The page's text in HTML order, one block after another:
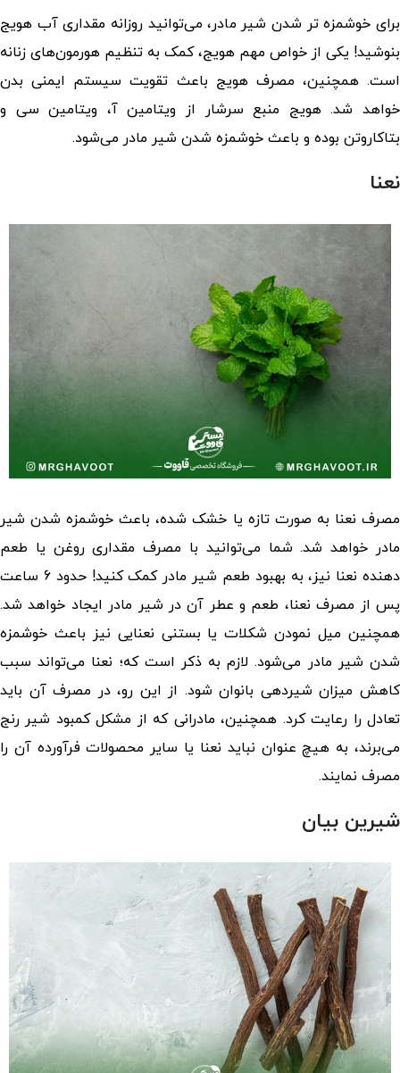
برای خوشمزه تر شدن شیر مادر، می‌توانید روزانه مقداری آب هویج
بنوشید! یکی از خواص مهم هویج، کمک به تنظیم هورمون‌های زنانه
است. همچنین، مصرف هویج باعث تقویت سیستم ایمنی بدن
خواهد شد. هویج منبع سرشار از ویتامین آ، ویتامین سی و
بتاکاروتن بوده و باعث خوشمزه شدن شیر مادر می‌شود.
نعنا
مصرف نعنا به صورت تازه یا خشک شده، باعث خوشمزه شدن شیر
مادر خواهد شد. شما می‌توانید با مصرف مقداری روغن یا طعم
دهنده نعنا نیز، به بهبود طعم شیر مادر کمک کنید! حدود 6 ساعت
پس از مصرف نعنا، طعم و عطر آن در شیر مادر ایجاد خواهد شد.
همچنین میل نمودن شکلات یا بستنی نعنایی نیز باعث خوشمزه
شدن شیر مادر می‌شود. لازم به ذکر است که؛ نعنا می‌تواند سبب
کاهش میزان شیردهی بانوان شود. از این رو، در مصرف آن باید
تعادل را رعایت کرد. همچنین، مادرانی که از مشکل کمبود شیر رنج
می‌برند، به هیچ عنوان نباید نعنا یا سایر محصولات فرآورده آن را
مصرف نمایند.
شیرین بیان